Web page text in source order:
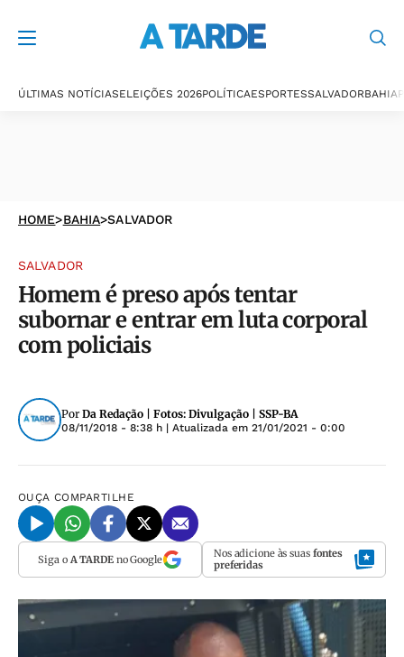
ÚLTIMAS NOTÍCIASELEIÇÕES 2026POLÍTICAESPORTESSALVADORBAHIA
HOME>BAHIA>SALVADOR
SALVADOR
Homem é preso após tentar
subornar e entrar em luta corporal
com policiais
Por Da Redação | Fotos: Divulgação | SSP-BA
08/11/2018 - 8:38 h | Atualizada em 21/01/2021 - 0:00
OUÇA COMPARTILHE
Siga o A TARDEno Google Nos adicione às suas fontes
preferidas